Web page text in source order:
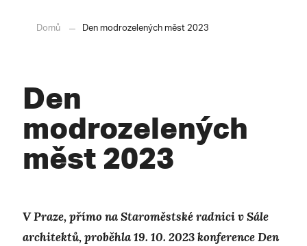
Domů Den modrozelených měst 2023
Den
modrozelených
měst 2023
V Praze, přímo na Staroměstské radnici v Sále
architektů, proběhla 19. 10. 2023 konference Den